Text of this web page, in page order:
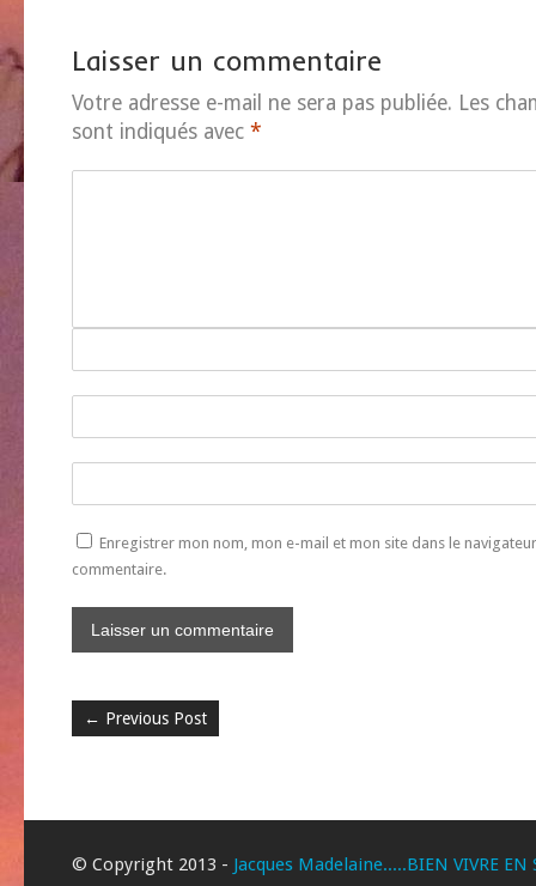
Laisser un commentaire
Votre adresse e-mail ne sera pas publiée. Les
sont indiqués avec *
Enregistrer mon nom, mon e-mail et mon site dans le
commentaire.
← Previous Post
© Copyright 2013 - Jacques Madelaine.....BIEN VIVRE EN